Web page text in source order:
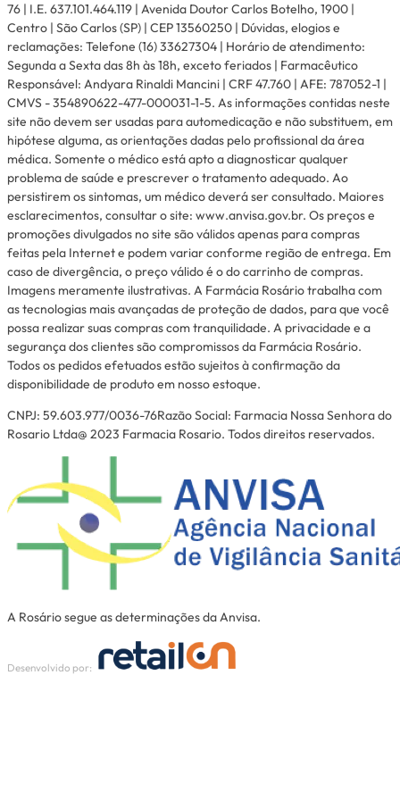
76 | I.E. 637.101.464.119 | Avenida Doutor Carlos Botelho, 1900 |
Centro | São Carlos (SP) | CEP 13560250 | Dúvidas, elogios e
reclamações: Telefone (16) 33627304 | Horário de atendimento:
Segunda a Sexta das 8h às 18h, exceto feriados | Farmacêutico
Responsável: Andyara Rinaldi Mancini | CRF 47.760 | AFE: 787052-1 |
CMVS - 354890622-477-000031-1-5. As informações contidas neste
site não devem ser usadas para automedicação e não substituem, em
hipótese alguma, as orientações dadas pelo profissional da área
médica. Somente o médico está apto a diagnosticar qualquer
problema de saúde e prescrever o tratamento adequado. Ao
persistirem os sintomas, um médico deverá ser consultado. Maiores
esclarecimentos, consultar o site: www.anvisa.gov.br. Os preços e
promoções divulgados no site são válidos apenas para compras
feitas pela Internet e podem variar conforme região de entrega. Em
caso de divergência, o preço válido é o do carrinho de compras.
Imagens meramente ilustrativas. A Farmácia Rosário trabalha com
as tecnologias mais avançadas de proteção de dados, para que você
possa realizar suas compras com tranquilidade. A privacidade e a
segurança dos clientes são compromissos da Farmácia Rosário.
Todos os pedidos efetuados estão sujeitos à confirmação da
disponibilidade de produto em nosso estoque.
CNPJ: 59.603.977/0036-76Razão Social: Farmacia Nossa Senhora do
Rosario Ltda@ 2023 Farmacia Rosario. Todos direitos reservados.
A Rosário segue as determinações da Anvisa.
Desenvolvido por: